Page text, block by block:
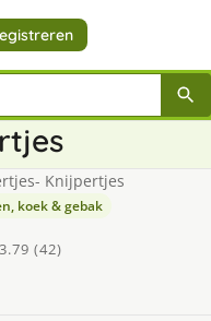
Knijpertjes
koek & gebak
3.79 (42)